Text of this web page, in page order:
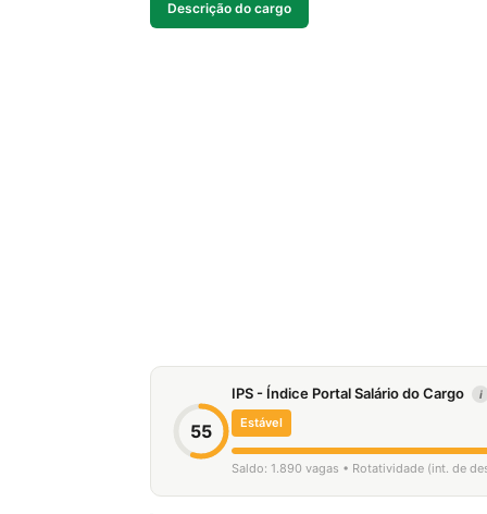
Descrição do cargo
55
IPS - Índice Portal Salário do Cargo i
Estável
Saldo: 1.890 vagas • Rotatividade (int. de